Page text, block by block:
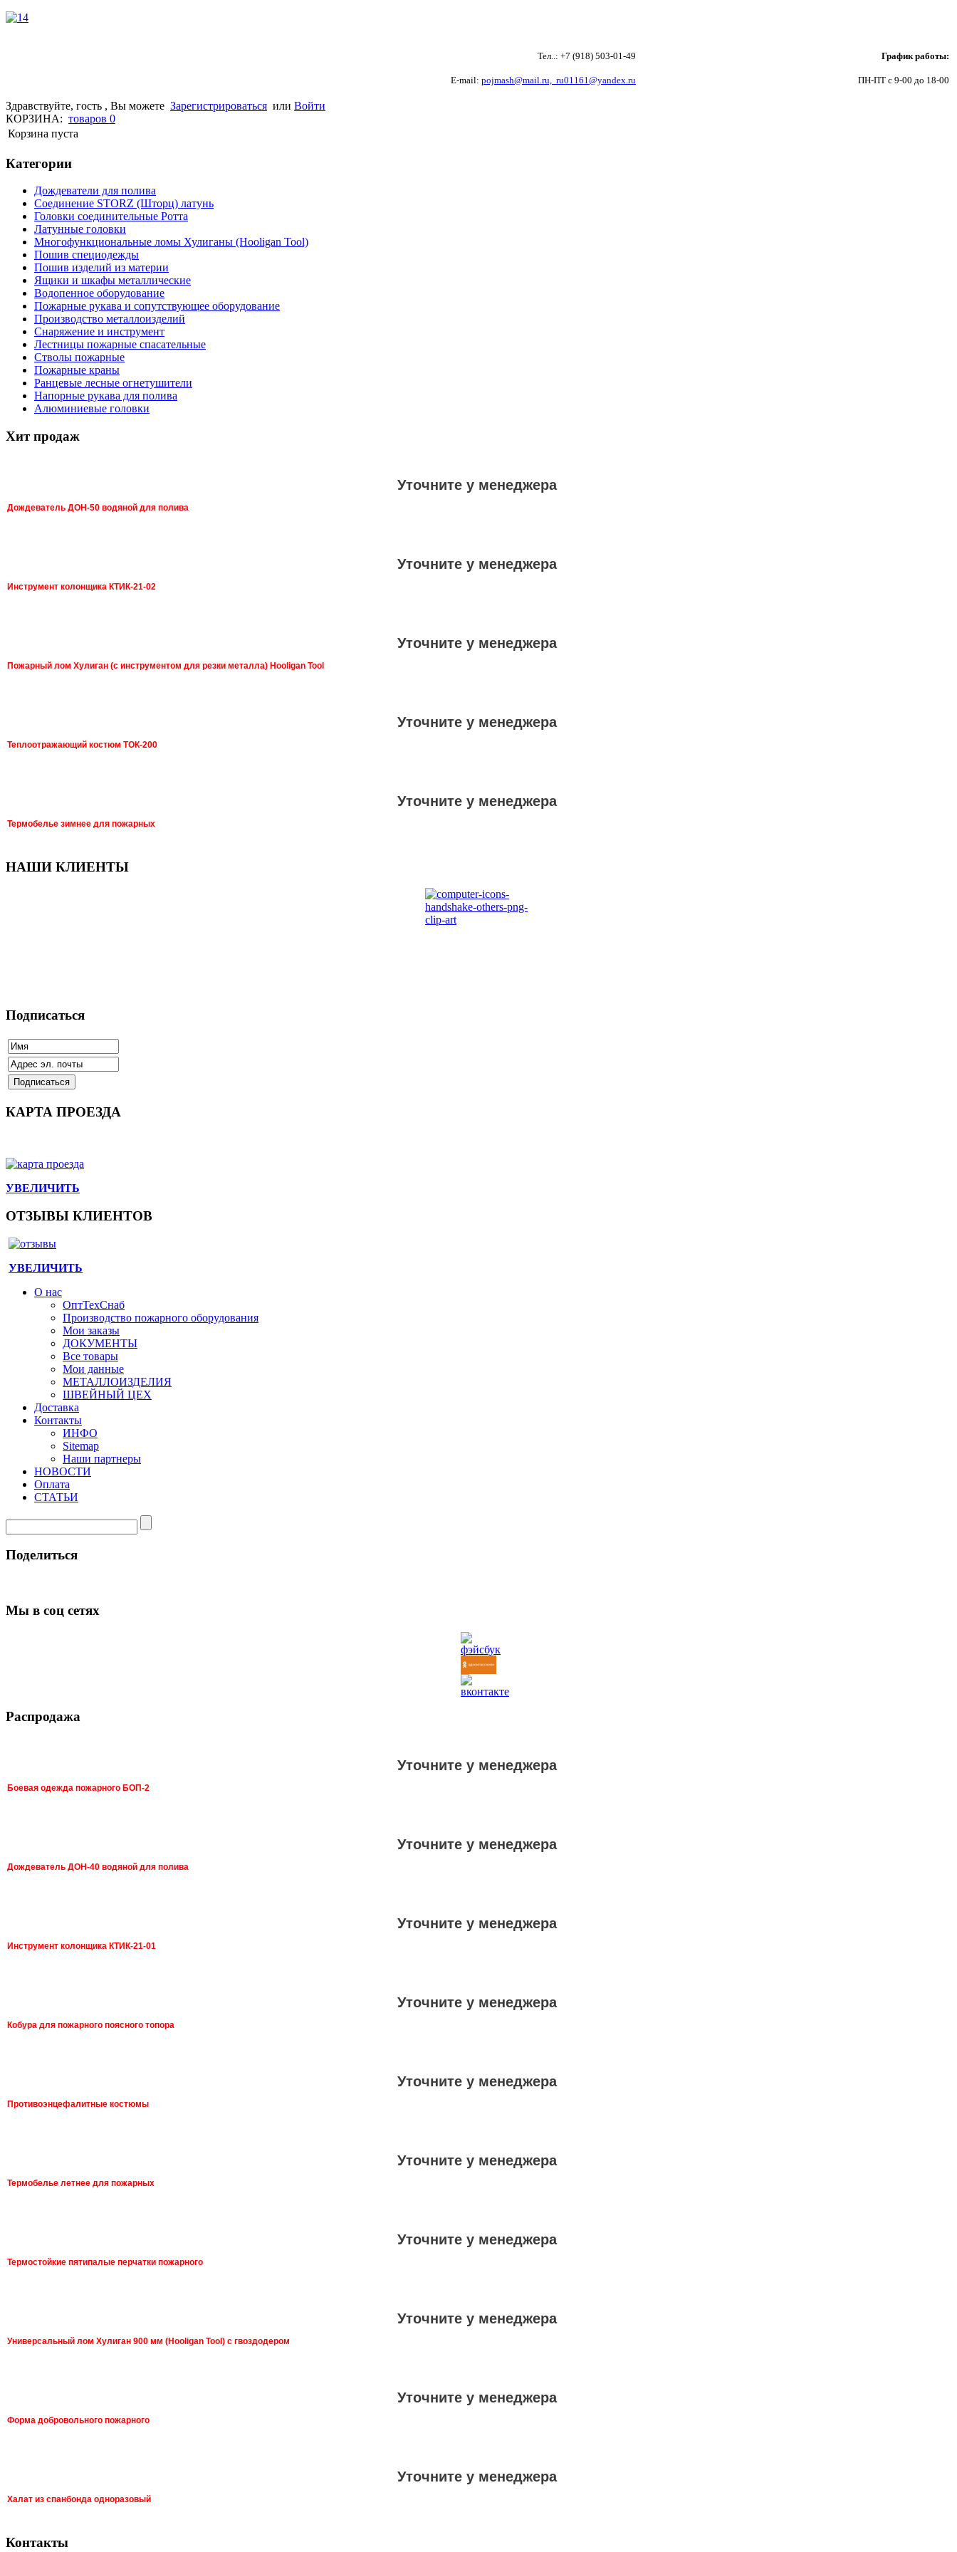
Тел..: +7 (918) 503-01-49
E-mail: pojmash@mail.ru, ru01161@yandex.ru
График работы:
ПН-ПТ с 9-00 до 18-00
Здравствуйте, гость , Вы можете Зарегистрироваться или Войти
КОРЗИНА: товаров 0
Корзина пуста
Категории
Дождеватели для полива
Соединение STORZ (Шторц) латунь
Головки соединительные Ротта
Латунные головки
Многофункциональные ломы Хулиганы (Hooligan Tool)
Пошив специодежды
Пошив изделий из материи
Ящики и шкафы металлические
Водопенное оборудование
Пожарные рукава и сопутствующее оборудование
Производство металлоизделий
Снаряжение и инструмент
Лестницы пожарные спасательные
Стволы пожарные
Пожарные краны
Ранцевые лесные огнетушители
Напорные рукава для полива
Алюминиевые головки
Хит продаж
Уточните у менеджера
Дождеватель ДОН-50 водяной для полива
Уточните у менеджера
Инструмент колонщика КТИК-21-02
Уточните у менеджера
Пожарный лом Хулиган (с инструментом для резки металла) Hooligan Tool
Уточните у менеджера
Теплоотражающий костюм ТОК-200
Уточните у менеджера
Термобелье зимнее для пожарных
НАШИ КЛИЕНТЫ
Подписаться
КАРТА ПРОЕЗДА
УВЕЛИЧИТЬ
ОТЗЫВЫ КЛИЕНТОВ
УВЕЛИЧИТЬ
О нас
ОптТехСнаб
Производство пожарного оборудования
Мои заказы
ДОКУМЕНТЫ
Все товары
Мои данные
МЕТАЛЛОИЗДЕЛИЯ
ШВЕЙНЫЙ ЦЕХ
Доставка
Контакты
ИНФО
Sitemap
Наши партнеры
НОВОСТИ
Оплата
СТАТЬИ
Поделиться
Мы в соц сетях
Распродажа
Уточните у менеджера
Боевая одежда пожарного БОП-2
Уточните у менеджера
Дождеватель ДОН-40 водяной для полива
Уточните у менеджера
Инструмент колонщика КТИК-21-01
Уточните у менеджера
Кобура для пожарного поясного топора
Уточните у менеджера
Противоэнцефалитные костюмы
Уточните у менеджера
Термобелье летнее для пожарных
Уточните у менеджера
Термостойкие пятипалые перчатки пожарного
Уточните у менеджера
Универсальный лом Хулиган 900 мм (Hooligan Tool) с гвоздодером
Уточните у менеджера
Форма добровольного пожарного
Уточните у менеджера
Халат из спанбонда одноразовый
Контакты